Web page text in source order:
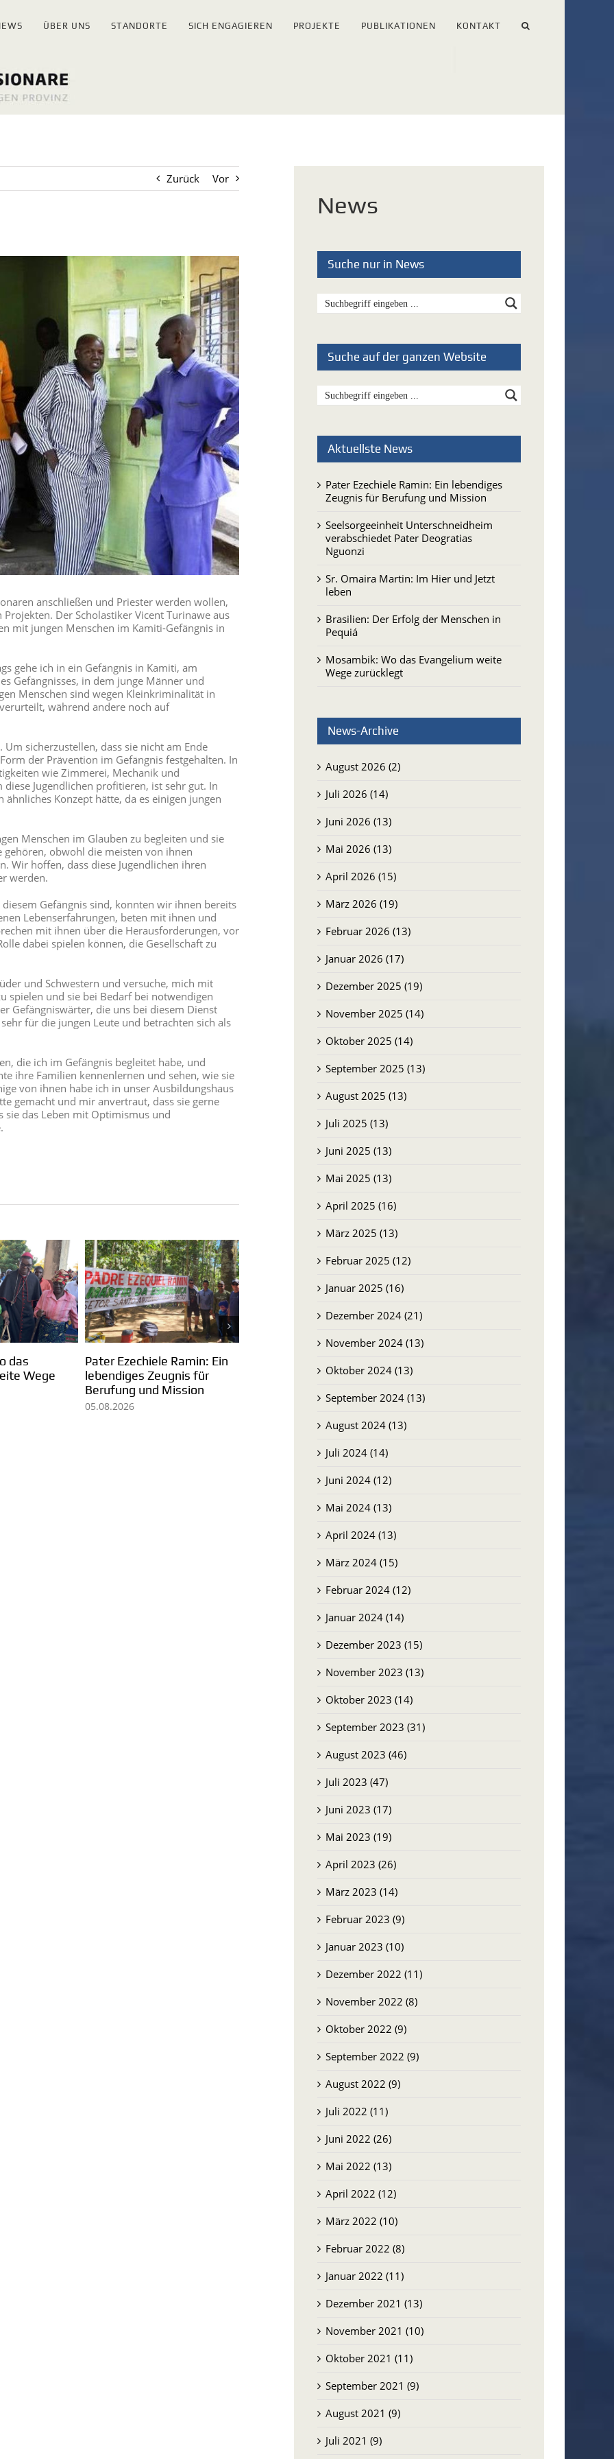
ÜBER UNS STANDORTE SICH ENGAGIEREN PROJEKTE PUBLIKATIONEN KONTAKT
Zurück Vor
anschließen und Priester werden wollen,
Der Scholastiker Vicent Turinawe aus
mit jungen Menschen im Kamiti-Gefängnis in
gehe ich in ein Gefängnis in Kamiti, am
Gefängnisses, in dem junge Männer und
Menschen sind wegen Kleinkriminalität in
während andere noch auf
sicherzustellen, dass sie nicht am Ende
der Prävention im Gefängnis festgehalten. In
wie Zimmerei, Mechanik und
Jugendlichen profitieren, ist sehr gut. In
Konzept hätte, da es einigen jungen
Menschen im Glauben zu begleiten und sie
gehören, obwohl die meisten von ihnen
Wir hoffen, dass diese Jugendlichen ihren
werden.
Gefängnis sind, konnten wir ihnen bereits
Lebenserfahrungen, beten mit ihnen und
mit ihnen über die Herausforderungen, vor
dabei spielen können, die Gesellschaft zu
und Schwestern und versuche, mich mit
spielen und sie bei Bedarf bei notwendigen
Gefängniswärter, die uns bei diesem Dienst
für die jungen Leute und betrachten sich als
die ich im Gefängnis begleitet habe, und
ihre Familien kennenlernen und sehen, wie sie
von ihnen habe ich in unser Ausbildungshaus
gemacht und mir anvertraut, dass sie gerne
sie das Leben mit Optimismus und
Sr. Omaira Martin: Im Hier
und Jetzt leben
31.07.2026
Brasilien: Der Erfolg der
Menschen in Pequiá
Evangelium weite Wege
27.07.2026
News
Suche nur in News
Suche auf der ganzen Website
Aktuellste News
Pater Ezechiele Ramin: Ein lebendiges
Zeugnis für Berufung und Mission
Seelsorgeeinheit Unterschneidheim
verabschiedet Pater Deogratias
Nguonzi
Sr. Omaira Martin: Im Hier und Jetzt
leben
Brasilien: Der Erfolg der Menschen in
Pequiá
Mosambik: Wo das Evangelium weite
Wege zurücklegt
News-Archive
August 2026 (2)
Juli 2026 (14)
Juni 2026 (13)
Mai 2026 (13)
April 2026 (15)
März 2026 (19)
Februar 2026 (13)
Januar 2026 (17)
Dezember 2025 (19)
November 2025 (14)
Oktober 2025 (14)
September 2025 (13)
August 2025 (13)
Juli 2025 (13)
Juni 2025 (13)
Mai 2025 (13)
April 2025 (16)
März 2025 (13)
Februar 2025 (12)
Januar 2025 (16)
Dezember 2024 (21)
November 2024 (13)
Oktober 2024 (13)
September 2024 (13)
August 2024 (13)
Juli 2024 (14)
Juni 2024 (12)
Mai 2024 (13)
April 2024 (13)
März 2024 (15)
Februar 2024 (12)
Januar 2024 (14)
Dezember 2023 (15)
November 2023 (13)
Oktober 2023 (14)
September 2023 (31)
August 2023 (46)
Juli 2023 (47)
Juni 2023 (17)
Mai 2023 (19)
April 2023 (26)
März 2023 (14)
Februar 2023 (9)
Januar 2023 (10)
Dezember 2022 (11)
November 2022 (8)
Oktober 2022 (9)
September 2022 (9)
August 2022 (9)
Juli 2022 (11)
Juni 2022 (26)
Mai 2022 (13)
April 2022 (12)
März 2022 (10)
Februar 2022 (8)
Januar 2022 (11)
Dezember 2021 (13)
November 2021 (10)
Oktober 2021 (11)
September 2021 (9)
August 2021 (9)
Juli 2021 (9)